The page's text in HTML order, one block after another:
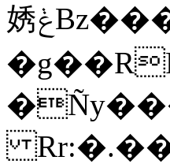
㛢ݟBz�����H�;�]_�`-